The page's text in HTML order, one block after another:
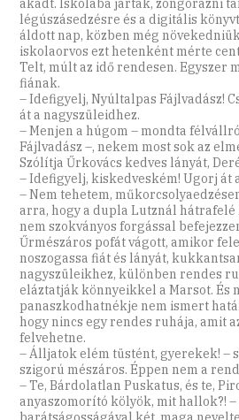
akadt. Iskolába jártak, zongorázni
légúszásedzésre és a digitális
áldott nap, közben még
iskolaorvos ezt hetenként mérte
Telt, múlt az idő rendesen. Egyszer
fiának.
– Idefigyelj, Nyúltalpas Fájlvadász!
át a nagyszüleidhez.
– Menjen a húgom – mondta
Fájlvadász –, nekem most sok az
Szólítja Űrkovács kedves lányát,
– Idefigyelj, kiskedveském! Ugorj át
– Nem tehetem,
arra, hogy a dupla Lutznál
nem szokványos forgással
Űrmészáros pofát vágott, amikor
noszogassa fiát és lányát,
nagyszüleikhez, különben rendes
eláztatják könnyeikkel a Marsot. És
panaszkodhatnékje nem ismert
hogy nincs egy rendes ruhája, amit
felvehetne.
– Álljatok elém tüstént, gyerekek! –
szigorú mészáros. Éppen nem a
– Te, Bárdolatlan Puskatus, és te,
anyaszomorító kölyök, mit hallok?!